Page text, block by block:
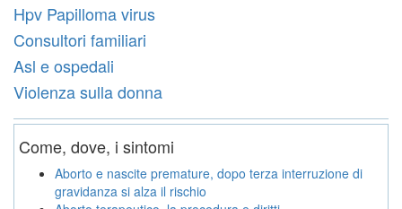
Hpv Papilloma virus
Consultori familiari
Asl e ospedali
Violenza sulla donna
Come, dove, i sintomi
Aborto e nascite premature, dopo terza interruzione di
gravidanza si alza il rischio